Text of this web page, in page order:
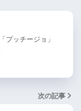
プッチージョ」
次の記事